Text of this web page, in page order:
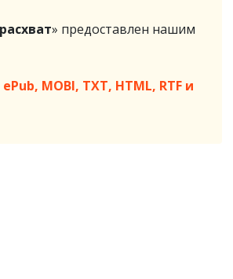
» предоставлен нашим
MOBI, TXT, HTML, RTF и